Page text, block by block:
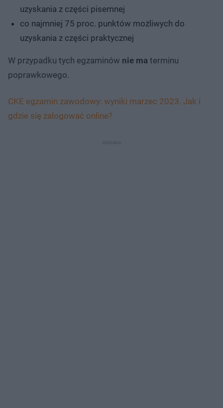
uzyskania z części pisemnej
co najmniej 75 proc. punktów możliwych do
uzyskania z części praktycznej
W przypadku tych egzaminów nie ma terminu
poprawkowego.
CKE egzamin zawodowy: wyniki marzec 2023. Jak i
gdzie się zalogować online?